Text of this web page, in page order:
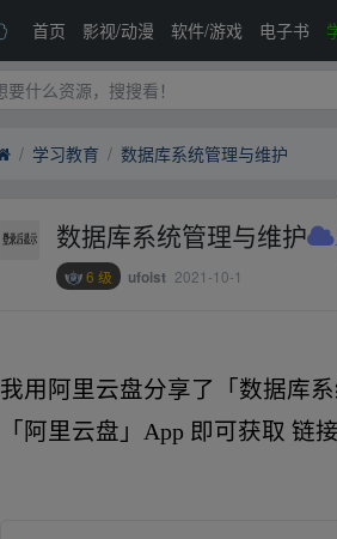
首页 影视/动漫 软件/游戏 电子书
学习教育 数据库系统管理与维护
数据库系统管理与维护
6 级 ufoist 2021-10-1
我用 阿里云盘分享了「数据库
「 阿里云盘」App 即可获取 链接